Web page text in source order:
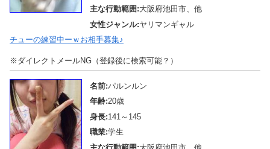
主な行動範囲:大阪府池田市、他
女性ジャンル:ヤリマンギャル
チューの練習中ーｗお相手募集♪
※ダイレクトメールNG（登録後に検索可能？）
名前:パルンルン
年齢:20歳
身長:141～145
職業:学生